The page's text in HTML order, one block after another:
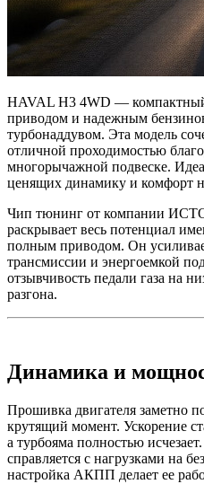
HAVAL H3 4WD —
приводом и надежным
турбонаддувом. Эта модель
отличной проходимостью
многорычажной подвеске.
ценящих динамику и комфорт
Чип тюнинг от компании
раскрывает весь потенциал
полным приводом. Он
трансмиссии и энергоемкой
отзывчивость педали газа на
разгона.
Динамика и
Прошивка двигателя заметно
крутящий момент. Ускорение
а турбояма полностью
справляется с нагрузками на
настройка АКПП делает ее